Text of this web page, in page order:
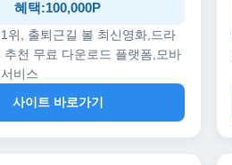
혜택:100,000P
위, 출퇴근길 볼 최신영화,드라
추천 무료 다운로드 플랫폼,모바
비스
사이트 바로가기